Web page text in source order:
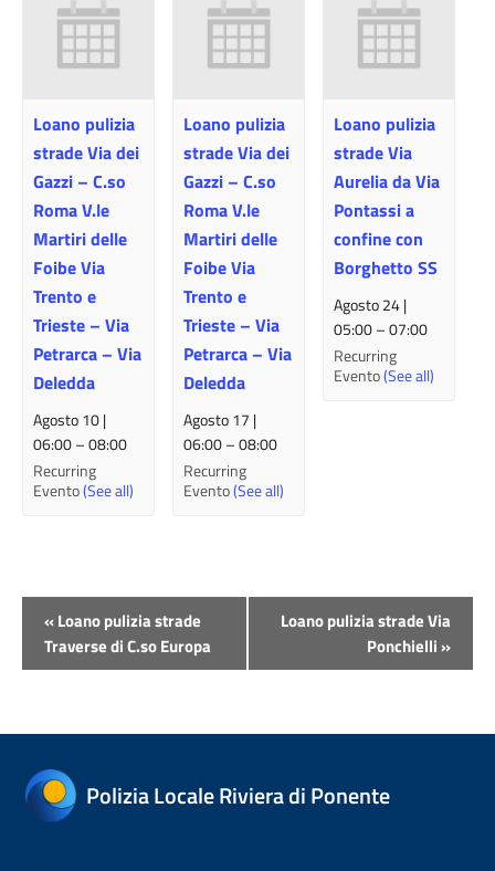
Loano pulizia
strade Via dei
Gazzi – C.so
Roma V.le
Martiri delle
Foibe Via
Trento e
Trieste – Via
Petrarca – Via
Deledda
Agosto 10 |
06:00–08:00
Recurring
Evento(See all)
Loano pulizia
strade Via dei
Gazzi – C.so
Roma V.le
Martiri delle
Foibe Via
Trento e
Trieste – Via
Petrarca – Via
Deledda
Agosto 17 |
06:00–08:00
Recurring
Evento(See all)
Loano pulizia
strade Via
Aurelia da Via
Pontassi a
confine con
Borghetto SS
Agosto 24 |
05:00–07:00
Recurring
Evento(See all)
Evento
Navigazione
«Loano pulizia strade
Traverse di C.so Europa
Loano pulizia strade Via
Ponchielli»
Polizia Locale Riviera di Ponente